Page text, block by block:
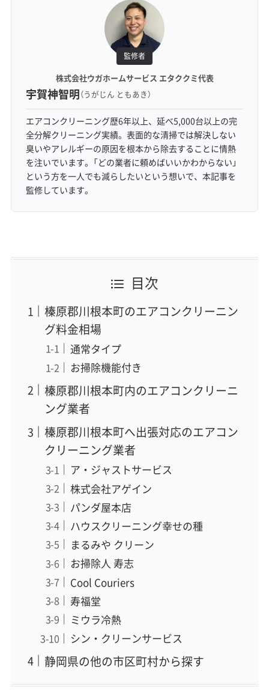
監修者
株式会社ウガホームサービス エタククミ代表
宇賀神智明（うがじん ともあき）
エアコンクリーニング歴6年以上、延べ5,000台以上の完
全分解クリーニング実績。表面的な清掃では解決しない
臭いやアレルギーの原因を根本から除去することに情熱
を注いでいます。「どの業者に頼めばいいかわからない」
という方を一人でも減らしたいという想いで、本記事を
監修しています。
目次
榛原郡川根本町のエアコンクリーニン
グ料金相場
通常タイプ
お掃除機能付き
榛原郡川根本町内のエアコンクリーニ
ング業者
榛原郡川根本町へ出張対応のエアコン
クリーニング業者
ア・ジャストサービス
株式会社アゲイン
パンダ屋本店
ハウスクリーニング幸せの種
まるみや クリーン
お掃除人 寿志
Cool Couriers
寿福堂
ミウラ冷熱
シン・クリーンサービス
静岡県の他の市区町村から探す